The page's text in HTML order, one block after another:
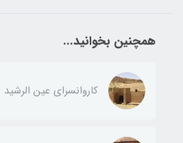
همچنین بخوانید...
کاروانسرای عین الرشید